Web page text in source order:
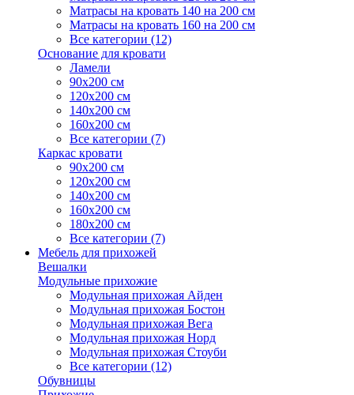
Матрасы на кровать 140 на 200 см
Матрасы на кровать 160 на 200 см
Все категории (12)
Основание для кровати
Ламели
90х200 см
120х200 см
140х200 см
160х200 см
Все категории (7)
Каркас кровати
90х200 см
120х200 см
140х200 см
160х200 см
180х200 см
Все категории (7)
Мебель для прихожей
Вешалки
Модульные прихожие
Модульная прихожая Айден
Модульная прихожая Бостон
Модульная прихожая Вега
Модульная прихожая Норд
Модульная прихожая Стоуби
Все категории (12)
Обувницы